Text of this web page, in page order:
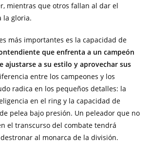
mientras que otros fallan al dar el
la gloria.
más importantes es la capacidad de
que enfrenta a un campeón
ajustarse a su estilo y aprovechar sus
entre los campeones y los
radica en los pequeños detalles: la
en el ring y la capacidad de
pelea bajo presión. Un peleador que no
el transcurso del combate tendrá
al monarca de la división.